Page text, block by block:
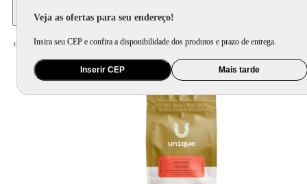
Veja as ofertas para seu endereço!
Insira seu CEP e confira a disponibilidade dos produtos e prazo de entrega.
Inserir CEP Mais tarde
Home Mercado / Bebida Bebida Não Alcoolica